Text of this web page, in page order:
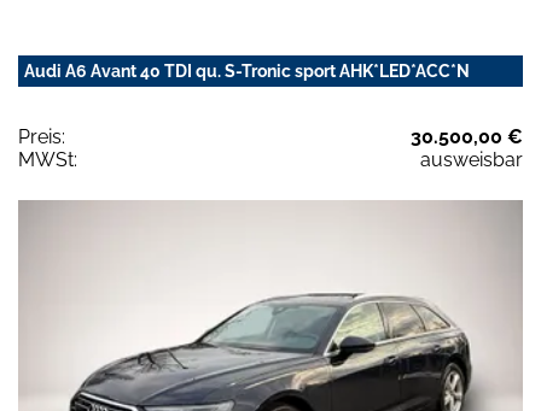
Audi A6 Avant 40 TDI qu. S-Tronic sport AHK*LED*ACC*N
Preis:
30.500,00 €
MWSt:
ausweisbar